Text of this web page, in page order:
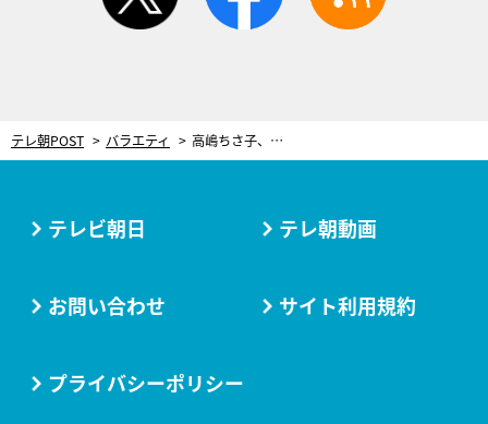
テレ朝POST バラエティ 高嶋ちさ子、ドン引き！石原良純の“みっともない話”に顔を曇らせる
テレビ朝日 テレ朝動画
お問い合わせ サイト利用規約
プライバシーポリシー